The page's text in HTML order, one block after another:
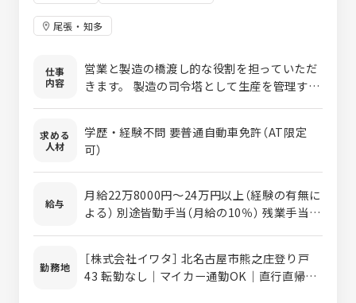
尾張・知多
仕事
内容
営業と製造の橋渡し的な役割を担っていただ
きます。 製造の司令塔として生産を管理する
造現場・営業との調整 ※（株）イワタでの募集
となります
求める
人材
学歴・経験不問 要普通自動車免許（AT限定
可）
給与
月給22万8000円～24万円以上（経験の有無に
よる） 別途皆勤手当（月給の10％） 残業手当な
勤務地
［株式会社イワタ］ 北名古屋市熊之庄登り戸
43 転勤なし｜マイカー通勤OK｜直行直帰